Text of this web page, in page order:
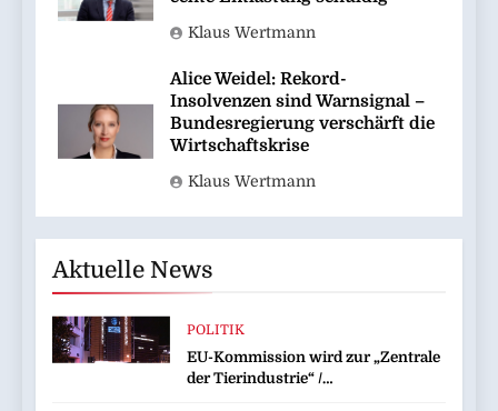
Klaus Wertmann
Alice Weidel: Rekord-
Insolvenzen sind Warnsignal –
Bundesregierung verschärft die
Wirtschaftskrise
Klaus Wertmann
Aktuelle News
POLITIK
EU-Kommission wird zur „Zentrale
der Tierindustrie“ /